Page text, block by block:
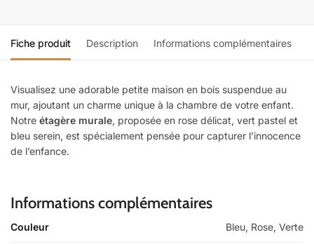
Fiche produit Description Informations complémentaires
Visualisez une adorable petite maison en bois suspendue au
mur, ajoutant un charme unique à la chambre de votre enfant.
Notre étagère murale, proposée en rose délicat, vert pastel et
bleu serein, est spécialement pensée pour capturer l’innocence
de l’enfance.
Informations complémentaires
Couleur Bleu, Rose, Verte